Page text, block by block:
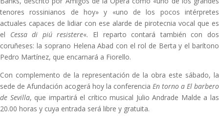
tenores rossinianos de hoy» y «uno de los pocos intérpretes
actuales capaces de lidiar con ese alarde de pirotecnia vocal que es
el Cessa di piú resistere«. El reparto contará también con dos
coruñeses: la soprano Helena Abad con el rol de Berta y el barítono
Pedro Martínez, que encarnará a Fiorello.
Con complemento de la representación de la obra este sábado, la
sede de Afundación acogerá hoy la conferencia En torno a El barbero
de Sevilla, que impartirá el crítico musical Julio Andrade Malde a las
20.00 horas y cuya entrada será libre y gratuita.